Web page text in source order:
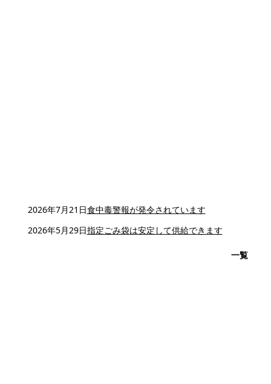
2026年7月21日食中毒警報が発令されています
2026年5月29日指定ごみ袋は安定して供給できます
一覧